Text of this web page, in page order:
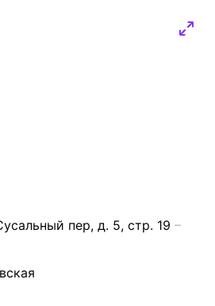
пер, д. 5, стр. 19